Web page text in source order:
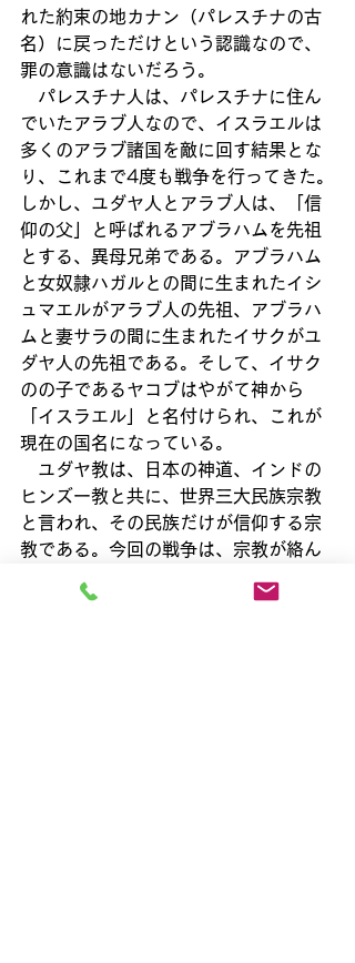
れた約束の地カナン（パレスチナの古
名）に戻っただけという認識なので、
罪の意識はないだろう。
パレスチナ人は、パレスチナに住ん
でいたアラブ人なので、イスラエルは
多くのアラブ諸国を敵に回す結果とな
り、これまで4度も戦争を行ってきた。
しかし、ユダヤ人とアラブ人は、「信
仰の父」と呼ばれるアブラハムを先祖
とする、異母兄弟である。アブラハム
と女奴隷ハガルとの間に生まれたイシ
ュマエルがアラブ人の先祖、アブラハ
ムと妻サラの間に生まれたイサクがユ
ダヤ人の先祖である。そして、イサク
のの子であるヤコブはやがて神から
「イスラエル」と名付けられ、これが
現在の国名になっている。
ユダヤ教は、日本の神道、インドの
ヒンズー教と共に、世界三大民族宗教
と言われ、その民族だけが信仰する宗
教である。今回の戦争は、宗教が絡ん
しい。神道と仏教が争いなく共存して